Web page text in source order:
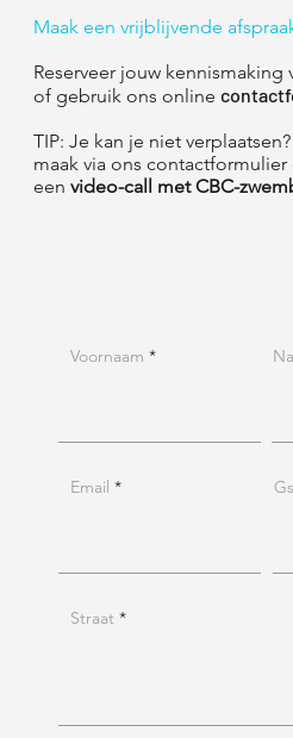
Maak een vrijblijvende
Reserveer jouw kennismaking
of gebruik ons online
TIP: Je kan je niet
maak via ons contactformulier
een video-call met CBC-
Voornaam
Email
Straat